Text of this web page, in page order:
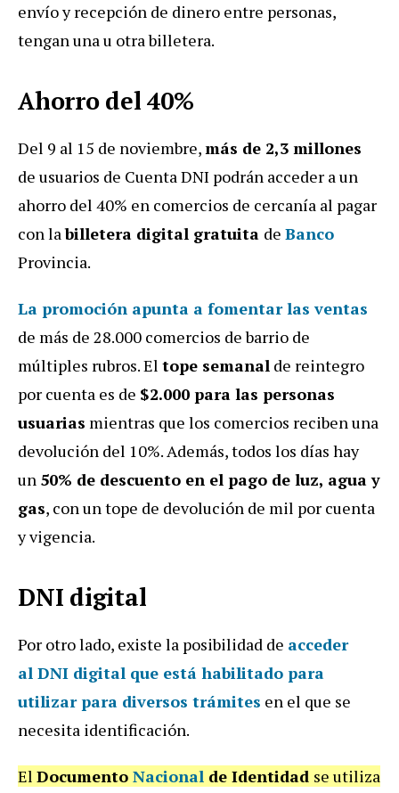
envío y recepción de dinero entre personas,
tengan una u otra billetera.
Ahorro del 40%
Del 9 al 15 de noviembre,más de 2,3 millones
de usuarios de Cuenta DNI podrán acceder a un
ahorro del 40% en comercios de cercanía al pagar
con labilletera digital gratuita de Banco
Provincia.
La promoción apunta a fomentar las ventas
de más de 28.000 comercios de barrio de
múltiples rubros. El tope semanal de reintegro
por cuenta es de $2.000 para las personas
usuarias mientras que los comercios reciben una
devolución del 10%. Además, todos los días hay
un 50% de descuento en el pago de luz, agua y
gas, con un tope de devolución de mil por cuenta
y vigencia.
DNI digital
Por otro lado, existe la posibilidad de acceder
al DNI digital que está habilitado para
utilizar para diversos trámites en el que se
necesita identificación.
El Documento Nacional de Identidad se utiliza